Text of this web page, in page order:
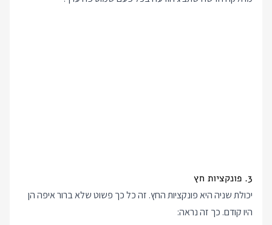
3. פונקציות חץ
יכולת שניה היא פונקציות החץ. זה כל כך פשוט שלא ברור איפה הן
היו קודם. כך זה נראה: